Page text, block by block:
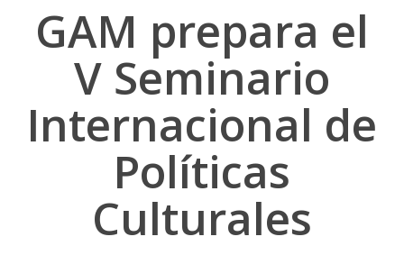
GAM prepara el
V Seminario
Internacional de
Políticas
Culturales